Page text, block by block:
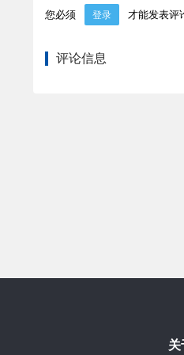
您必须 登录 才能发表评
评论信息